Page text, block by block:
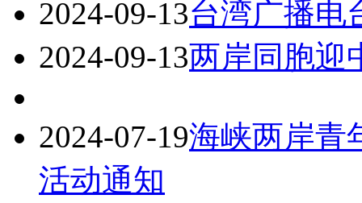
2024-09-13台湾广播电
2024-09-13两岸同胞迎
2024-07-19海峡两岸青
活动通知